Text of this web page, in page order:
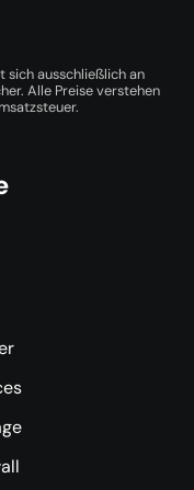
ausschließlich an
Alle Preise verstehen